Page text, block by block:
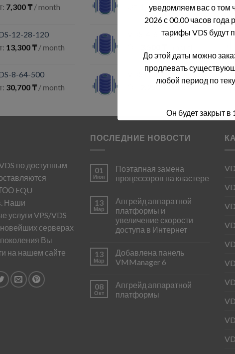
7,300₸ / month
12-28-120
13,300₸ / month
8-64-500
30,700₸ / month
1,150₸/ month
VDS-4-6-20
VDS-2-2-25
/ month
по доступным
EQU
Наши
услуги VPS/VDS
новейших серверах
Вы
на нашем сайте
ПОСЛЕДНИЕ НОВОСТИ
01
Июн
Поэтапная замена
процессоров на кластере
13
Мар
Апгрейд аппаратной
платформы и
увеличение скорости
доступа в Интернет
13
Мар
Добавлена панель
VMManager 6
08
Окт
Апгрейд аппаратной
платформы
уведомляем вас о том
2026 с 00.00 часов года
тарифы VDS будут
До этой даты можно
продлевать
любой период по
Он будет закрыт в